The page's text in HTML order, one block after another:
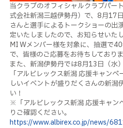
当クラブのオフィシャルクラブパー
式会社新潟三越伊勢丹）で、8月17
さんと選手によるトークショーの出
定いたしましたので、お知らせいたし
MI Wメンバー様を対象に、抽選で
で、皆様のご応募をお待ちしておりま
また、新潟伊勢丹では8月13日（水
「アルビレックス新潟 応援キャン
しいイベントが盛りだくさんの新潟
い！
※「アルビレックス新潟 応援キャン
りご確認ください。
https://www.albirex.co.jp/news/